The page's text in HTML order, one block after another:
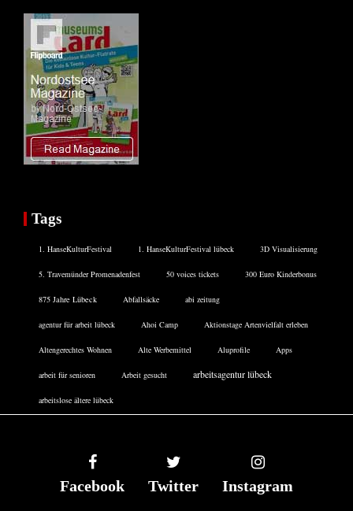
Tags
1. HanseKulturFestival 1. HanseKulturFestival lübeck 3D Visualisierung
5. Travemünder Promenadenfest 50 voices tickets 300 Euro Kinderbonus
875 Jahre Lübeck Abfallsäcke abi zeitung
agentur für arbeit lübeck Ahoi Camp Aktionstage Artenvielfalt erleben
Altengerechtes Wohnen Alte Werbemittel Aluprofile Apps
arbeit für senioren Arbeit gesucht arbeitsagentur lübeck
arbeitslose ältere lübeck
Facebook Twitter Instagram